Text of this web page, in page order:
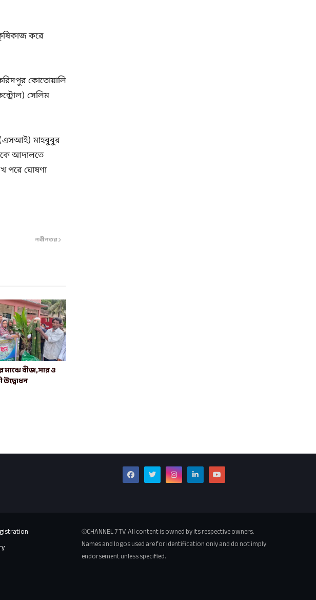
করে
কোতোয়ালি
সেলিম
(এসআই) মাহবুবুর
আদালতে
পরে ঘোষণা
নবীনতর
মাঝে বীজ,সার ও
উদ্বোধন
⦾CHANNEL 7 TV. All content is owned by its respective owners.
Names and logos used are for identification only and do not imply
endorsement unless specified.